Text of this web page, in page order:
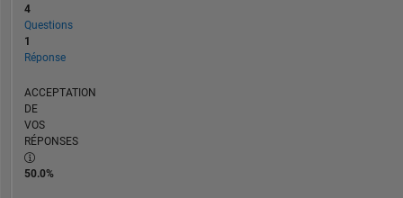
4
Questions
1
Réponse
ACCEPTATION
DE
VOS
RÉPONSES
50.0%